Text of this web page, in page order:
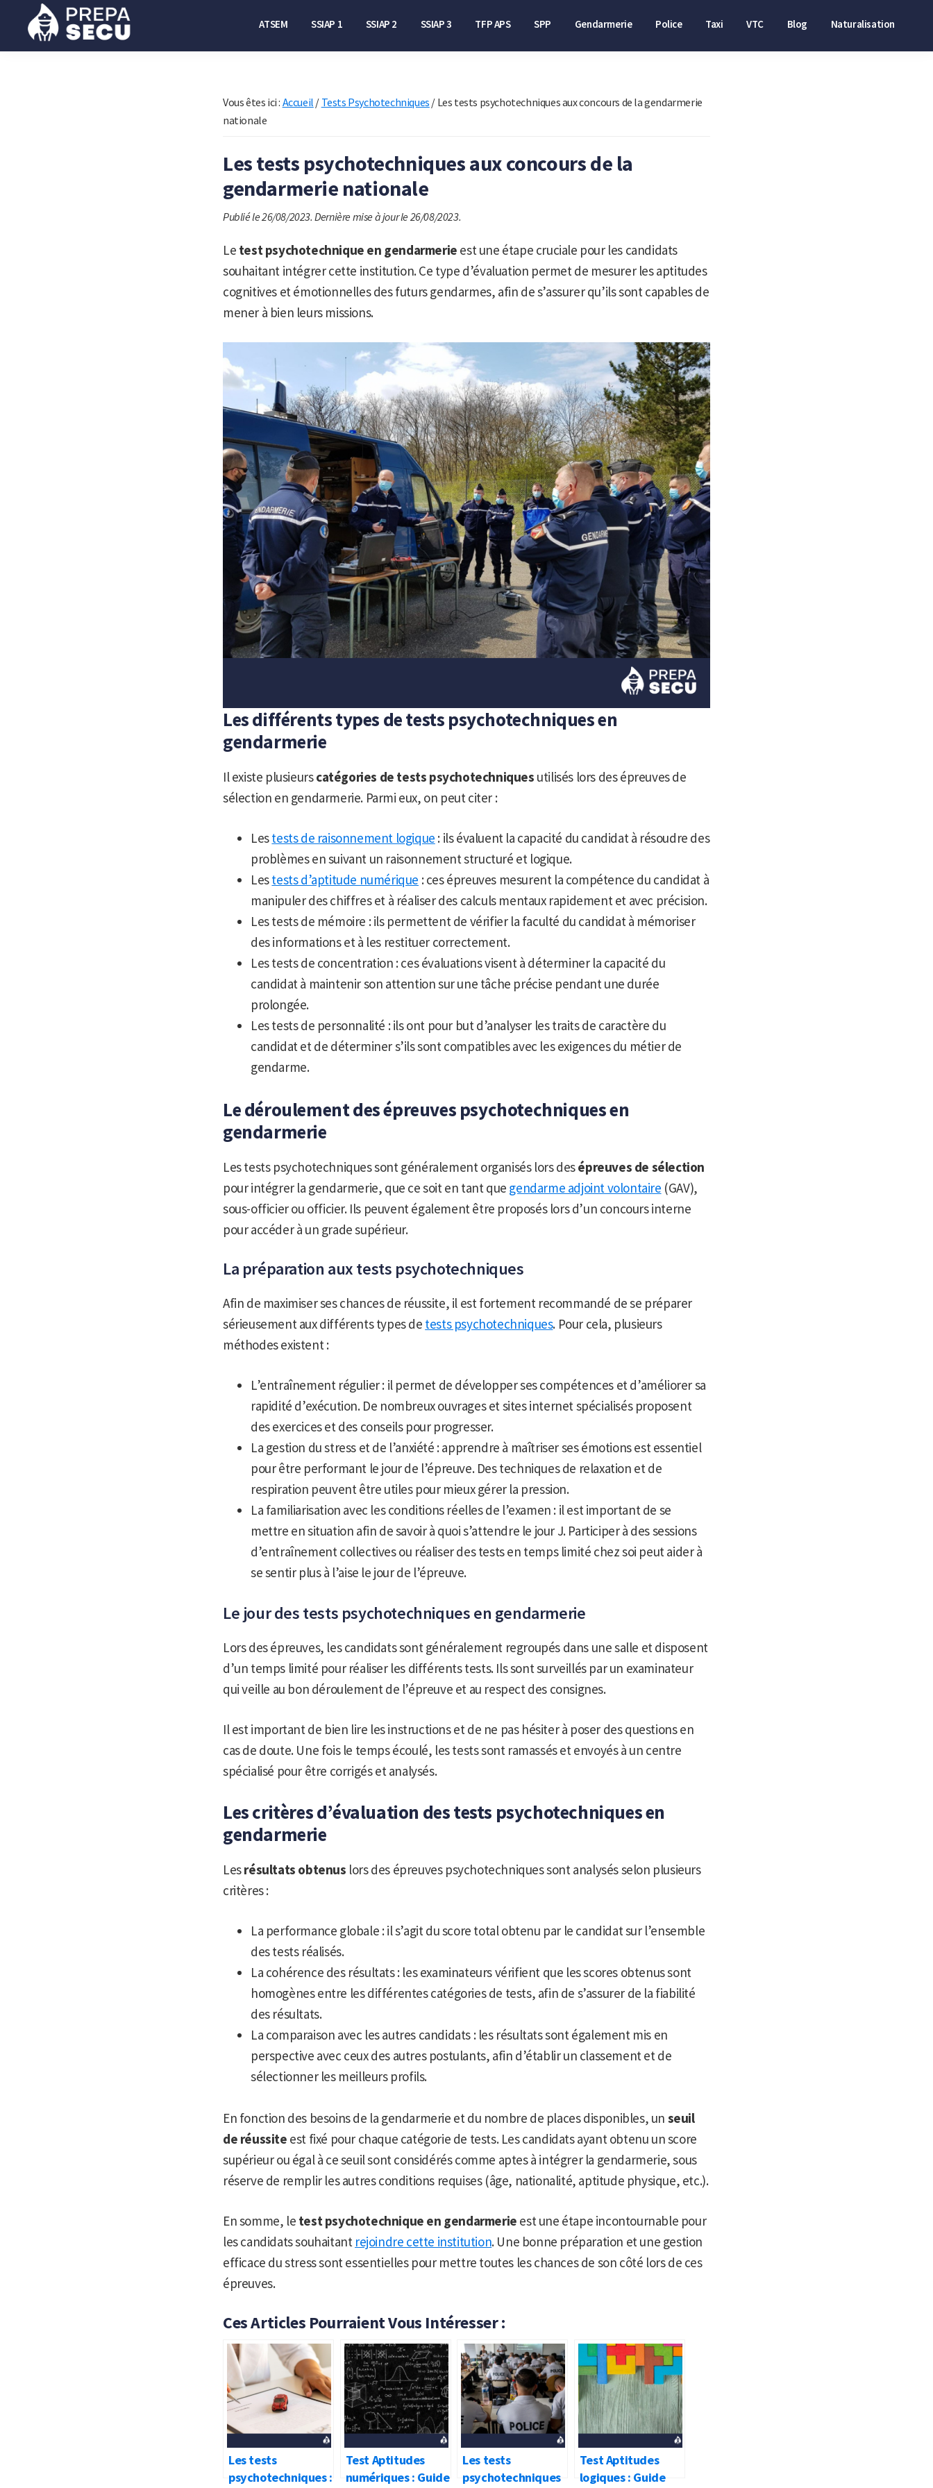
la
contenuPrepasecu
ATSEM SSIAP 1 SSIAP 2 SSIAP 3 TFP APS SPP Gendarmerie Police Taxi VTC Blog Naturalisation
Vous êtes ici : Accueil / Tests Psychotechniques / Les tests psychotechniques aux concours de la gendarmerie
nationale
Les tests psychotechniques aux concours de la
gendarmerie nationale
Publié le 26/08/2023. Dernière mise à jour le 26/08/2023.
Le test psychotechnique en gendarmerie est une étape cruciale pour les candidats
souhaitant intégrer cette institution. Ce type d’évaluation permet de mesurer les aptitudes
cognitives et émotionnelles des futurs gendarmes, afin de s’assurer qu’ils sont capables de
mener à bien leurs missions.
Les différents types de tests psychotechniques en
gendarmerie
Il existe plusieurscatégories de tests psychotechniques utilisés lors des épreuves de
sélection en gendarmerie. Parmi eux, on peut citer :
Lestests de raisonnement logique : ils évaluent la capacité du candidat à résoudre des
problèmes en suivant un raisonnement structuré et logique.
Lestests d’aptitude numérique : ces épreuves mesurent la compétence du candidat à
manipuler des chiffres et à réaliser des calculs mentaux rapidement et avec précision.
Les tests de mémoire : ils permettent de vérifier la faculté du candidat à mémoriser
des informations et à les restituer correctement.
Les tests de concentration : ces évaluations visent à déterminer la capacité du
candidat à maintenir son attention sur une tâche précise pendant une durée
prolongée.
Les tests de personnalité : ils ont pour but d’analyser les traits de caractère du
candidat et de déterminer s’ils sont compatibles avec les exigences du métier de
gendarme.
Le déroulement des épreuves psychotechniques en
gendarmerie
Les tests psychotechniques sont généralement organisés lors desépreuves de sélection
pour intégrer la gendarmerie, que ce soit en tant que gendarme adjoint volontaire (GAV),
sous-officier ou officier. Ils peuvent également être proposés lors d’un concours interne
pour accéder à un grade supérieur.
La préparation aux tests psychotechniques
Afin de maximiser ses chances de réussite, il est fortement recommandé de se préparer
sérieusement aux différents types de tests psychotechniques. Pour cela, plusieurs
méthodes existent :
L’entraînement régulier : il permet de développer ses compétences et d’améliorer sa
rapidité d’exécution. De nombreux ouvrages et sites internet spécialisés proposent
des exercices et des conseils pour progresser.
La gestion du stress et de l’anxiété : apprendre à maîtriser ses émotions est essentiel
pour être performant le jour de l’épreuve. Des techniques de relaxation et de
respiration peuvent être utiles pour mieux gérer la pression.
La familiarisation avec les conditions réelles de l’examen : il est important de se
mettre en situation afin de savoir à quoi s’attendre le jour J. Participer à des sessions
d’entraînement collectives ou réaliser des tests en temps limité chez soi peut aider à
se sentir plus à l’aise le jour de l’épreuve.
Le jour des tests psychotechniques en gendarmerie
Lors des épreuves, les candidats sont généralement regroupés dans une salle et disposent
d’un temps limité pour réaliser les différents tests. Ils sont surveillés par un examinateur
qui veille au bon déroulement de l’épreuve et au respect des consignes.
Il est important de bien lire les instructions et de ne pas hésiter à poser des questions en
cas de doute. Une fois le temps écoulé, les tests sont ramassés et envoyés à un centre
spécialisé pour être corrigés et analysés.
Les critères d’évaluation des tests psychotechniques en
gendarmerie
Lesrésultats obtenus lors des épreuves psychotechniques sont analysés selon plusieurs
critères :
La performance globale : il s’agit du score total obtenu par le candidat sur l’ensemble
des tests réalisés.
La cohérence des résultats : les examinateurs vérifient que les scores obtenus sont
homogènes entre les différentes catégories de tests, afin de s’assurer de la fiabilité
des résultats.
La comparaison avec les autres candidats : les résultats sont également mis en
perspective avec ceux des autres postulants, afin d’établir un classement et de
sélectionner les meilleurs profils.
En fonction des besoins de la gendarmerie et du nombre de places disponibles, un seuil
de réussite est fixé pour chaque catégorie de tests. Les candidats ayant obtenu un score
supérieur ou égal à ce seuil sont considérés comme aptes à intégrer la gendarmerie, sous
réserve de remplir les autres conditions requises (âge, nationalité, aptitude physique, etc.).
En somme, le test psychotechnique en gendarmerie est une étape incontournable pour
les candidats souhaitant rejoindre cette institution. Une bonne préparation et une gestion
efficace du stress sont essentielles pour mettre toutes les chances de son côté lors de ces
épreuves.
Ces Articles Pourraient Vous Intéresser :
Les tests
psychotechniques :
Test Aptitudes
numériques : Guide
Les tests
psychotechniques
Test Aptitudes
logiques : Guide